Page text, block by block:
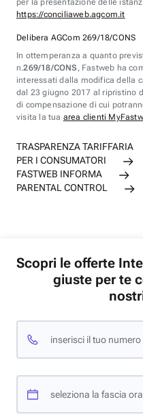
per la presentazione delle
https://conciliaweb.agcom.it
Delibera AGCom 269/18/CONS
In ottemperanza a quanto
n.269/18/CONS , Fastweb ha
interessati dalla modifica della
dal 23 giugno 2017 al ripristino
di compensazione di cui
visita la tua area clienti
TRASPARENZA TARIFFARIA
PER I CONSUMATORI
FASTWEB INFORMA
PARENTAL CONTROL
Scopri le offerte
giuste per te
inserisci il tuo
seleziona la fascia